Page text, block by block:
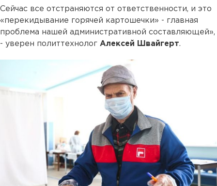
Сейчас все отстраняются от ответственности, и это
«перекидывание горячей картошечки» - главная
проблема нашей административной составляющей»,
- уверен политтехнолог Алексей Швайгерт.